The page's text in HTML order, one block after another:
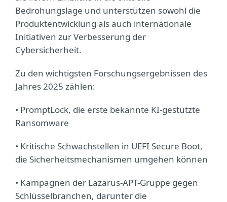
Bedrohungslage und unterstützen sowohl die
Produktentwicklung als auch internationale
Initiativen zur Verbesserung der
Cybersicherheit.
Zu den wichtigsten Forschungsergebnissen des
Jahres 2025 zählen:
• PromptLock, die erste bekannte KI-gestützte
Ransomware
• Kritische Schwachstellen in UEFI Secure Boot,
die Sicherheitsmechanismen umgehen können
• Kampagnen der Lazarus-APT-Gruppe gegen
Schlüsselbranchen, darunter die